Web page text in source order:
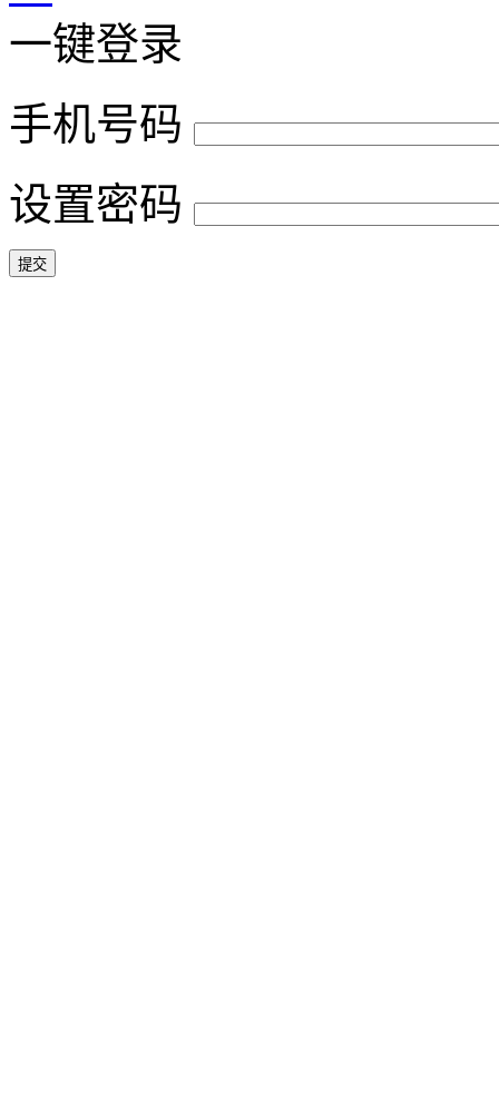
一键登录
手机号码
设置密码